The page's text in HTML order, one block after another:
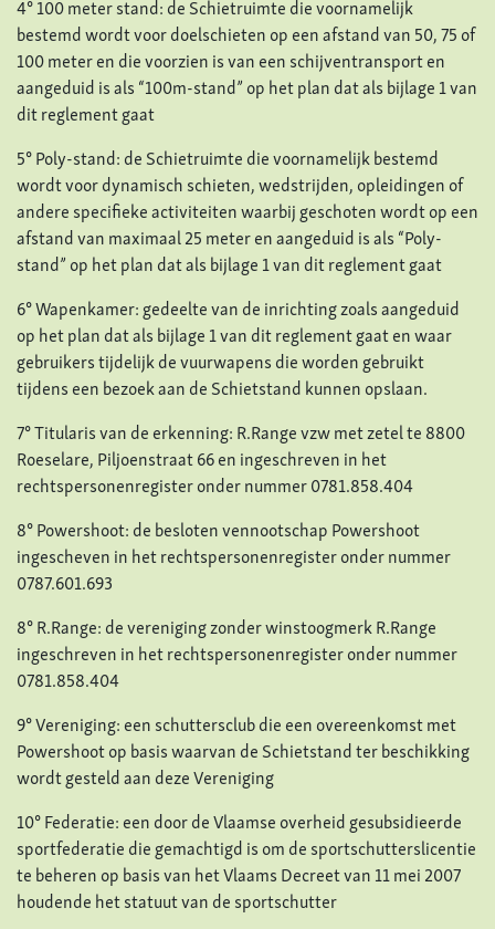
4° 100 meter stand: de Schietruimte die voornamelijk
bestemd wordt voor doelschieten op een afstand van 50, 75 of
100 meter en die voorzien is van een schijventransport en
aangeduid is als “100m-stand” op het plan dat als bijlage 1 van
dit reglement gaat
5° Poly-stand: de Schietruimte die voornamelijk bestemd
wordt voor dynamisch schieten, wedstrijden, opleidingen of
andere specifieke activiteiten waarbij geschoten wordt op een
afstand van maximaal 25 meter en aangeduid is als “Poly-
stand” op het plan dat als bijlage 1 van dit reglement gaat
6° Wapenkamer: gedeelte van de inrichting zoals aangeduid
op het plan dat als bijlage 1 van dit reglement gaat en waar
gebruikers tijdelijk de vuurwapens die worden gebruikt
tijdens een bezoek aan de Schietstand kunnen opslaan.
7° Titularis van de erkenning: R.Range vzw met zetel te 8800
Roeselare, Piljoenstraat 66 en ingeschreven in het
rechtspersonenregister onder nummer 0781.858.404
8° Powershoot: de besloten vennootschap Powershoot
ingescheven in het rechtspersonenregister onder nummer
0787.601.693
8° R.Range: de vereniging zonder winstoogmerk R.Range
ingeschreven in het rechtspersonenregister onder nummer
0781.858.404
9° Vereniging: een schuttersclub die een overeenkomst met
Powershoot op basis waarvan de Schietstand ter beschikking
wordt gesteld aan deze Vereniging
10° Federatie: een door de Vlaamse overheid gesubsidieerde
sportfederatie die gemachtigd is om de sportschutterslicentie
te beheren op basis van het Vlaams Decreet van 11 mei 2007
houdende het statuut van de sportschutter